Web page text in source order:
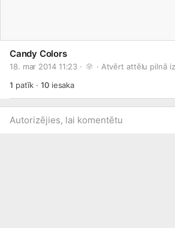
Candy Colors
18. mar 2014 11:23 · · Atvērt attēlu pilnā
1 patīk ·10iesaka
Autorizējies, lai komentētu